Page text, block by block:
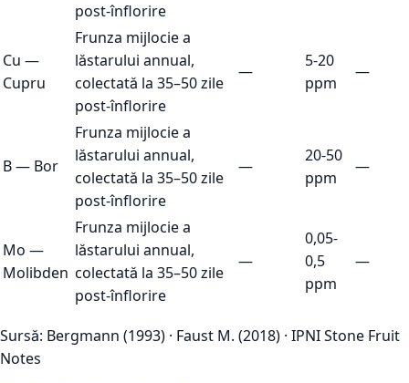
post-înflorire
Cu —
Cupru
Frunza mijlocie a
lăstarului annual,
colectată la 35–50 zile
post-înflorire
—
5-20
ppm
—
B— Bor
Frunza mijlocie a
lăstarului annual,
colectată la 35–50 zile
post-înflorire
—
20-50
ppm
—
Mo —
Molibden
Frunza mijlocie a
lăstarului annual,
colectată la 35–50 zile
post-înflorire
—
0,05-
0,5
ppm
—
Sursă: Bergmann (1993) · Faust M. (2018) · IPNI Stone Fruit
Notes